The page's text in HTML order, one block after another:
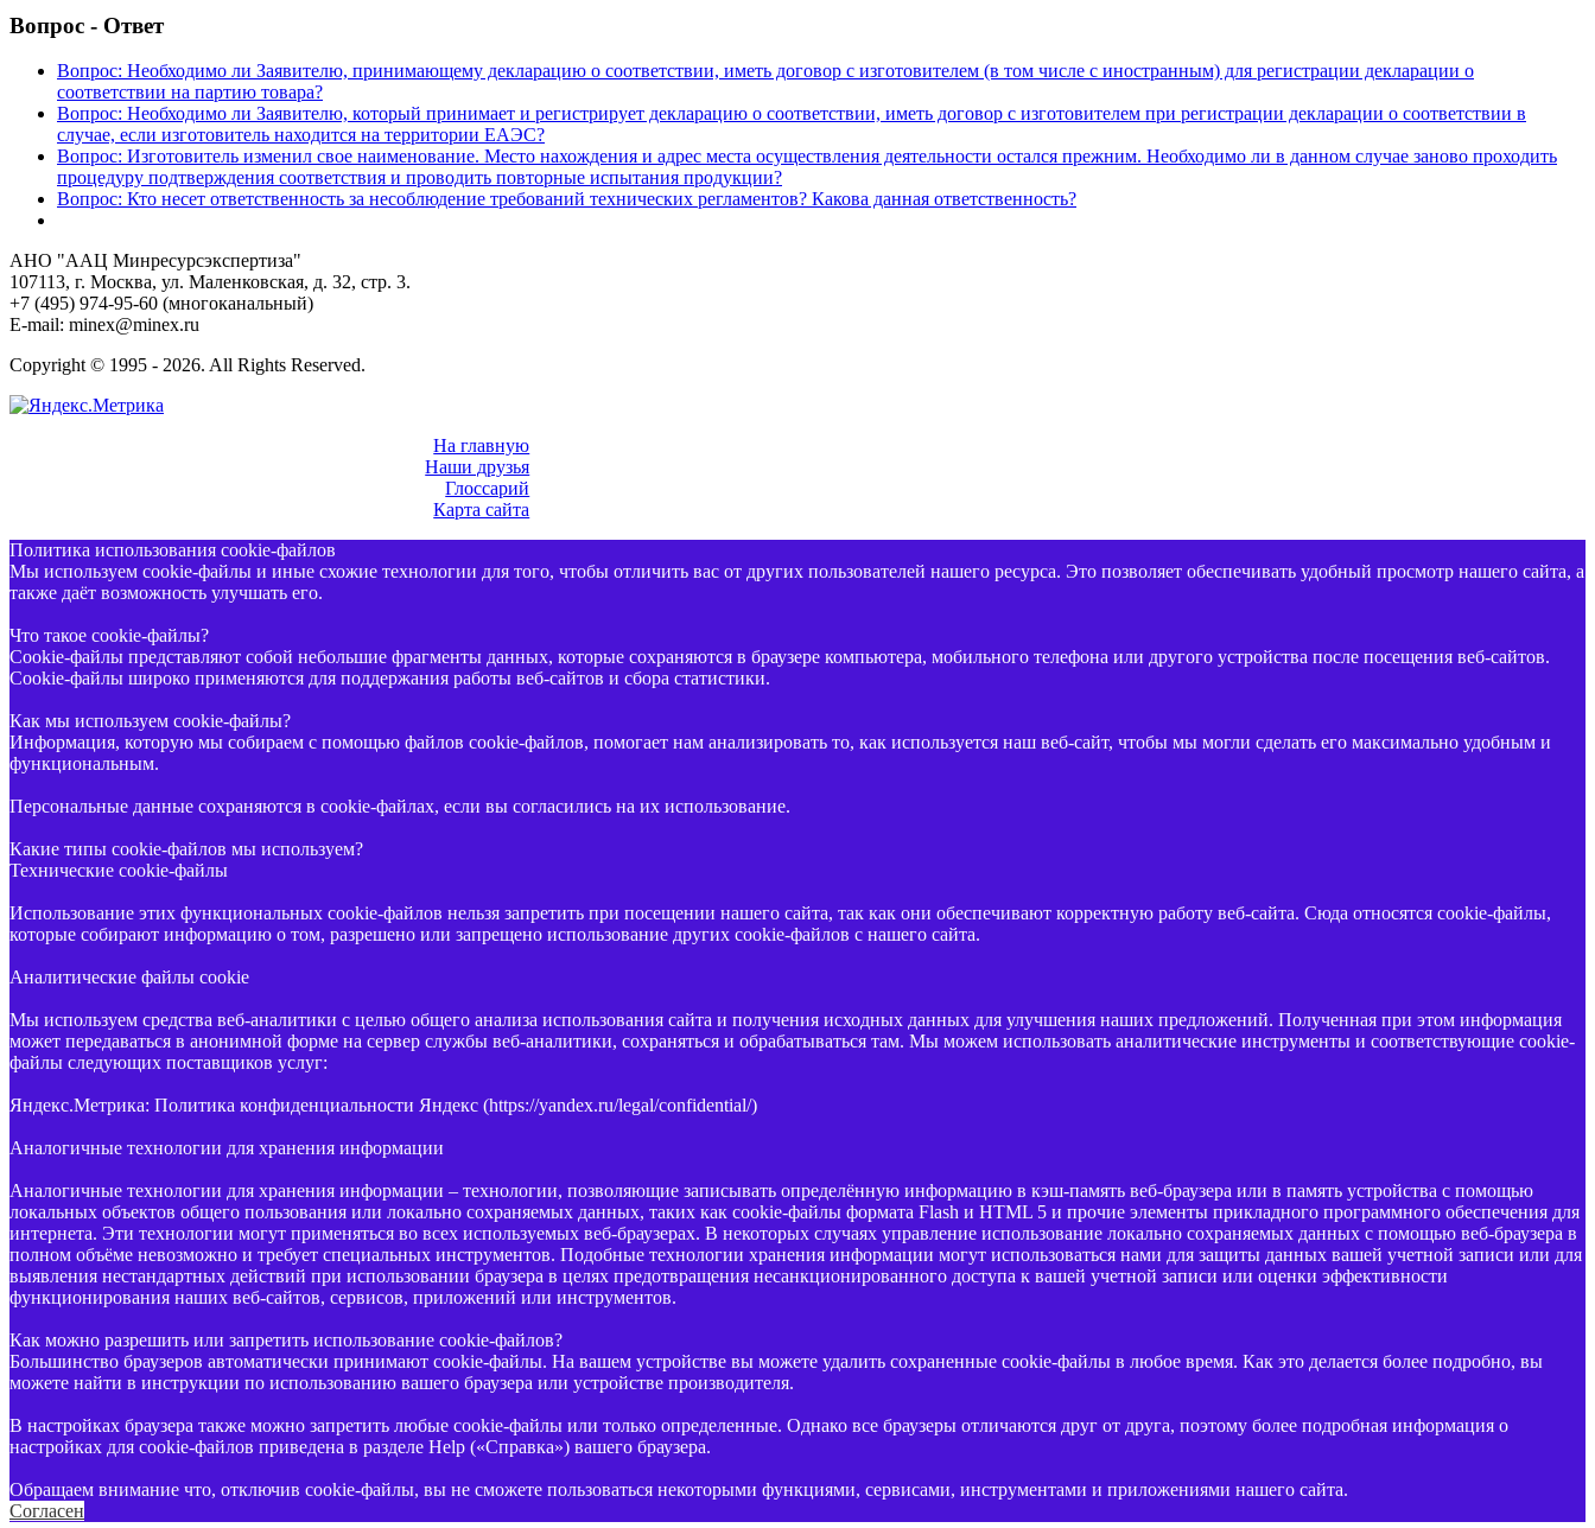
Вопрос - Ответ
Вопрос: Необходимо ли Заявителю, принимающему декларацию о соответствии, иметь договор с изготовителем (в том числе с иностранным) для регистрации декларации о
соответствии на партию товара?
Вопрос: Необходимо ли Заявителю, который принимает и регистрирует декларацию о соответствии, иметь договор с изготовителем при регистрации декларации о соответствии в
случае, если изготовитель находится на территории ЕАЭС?
Вопрос: Изготовитель изменил свое наименование. Место нахождения и адрес места осуществления деятельности остался прежним. Необходимо ли в данном случае заново проходить
процедуру подтверждения соответствия и проводить повторные испытания продукции?
Вопрос: Кто несет ответственность за несоблюдение требований технических регламентов? Какова данная ответственность?
АНО "ААЦ Минресурсэкспертиза"
107113, г. Москва, ул. Маленковская, д. 32, стр. 3.
+7 (495) 974-95-60 (многоканальный)
E-mail: minex@minex.ru
Copyright © 1995 - 2026. All Rights Reserved.
На главную
Наши друзья
Глоссарий
Карта сайта
Политика использования cookie-файлов
Мы используем cookie-файлы и иные схожие технологии для того, чтобы отличить вас от других пользователей нашего ресурса. Это позволяет обеспечивать удобный просмотр нашего сайта, а
также даёт возможность улучшать его.
Что такое cookie-файлы?
Cookie-файлы представляют собой небольшие фрагменты данных, которые сохраняются в браузере компьютера, мобильного телефона или другого устройства после посещения веб-сайтов.
Cookie-файлы широко применяются для поддержания работы веб-сайтов и сбора статистики.
Как мы используем cookie-файлы?
Информация, которую мы собираем с помощью файлов cookie-файлов, помогает нам анализировать то, как используется наш веб-сайт, чтобы мы могли сделать его максимально удобным и
функциональным.
Персональные данные сохраняются в cookie-файлах, если вы согласились на их использование.
Какие типы cookie-файлов мы используем?
Технические cookie-файлы
Использование этих функциональных cookie-файлов нельзя запретить при посещении нашего сайта, так как они обеспечивают корректную работу веб-сайта. Сюда относятся cookie-файлы,
которые собирают информацию о том, разрешено или запрещено использование других cookie-файлов с нашего сайта.
Аналитические файлы cookie
Мы используем средства веб-аналитики с целью общего анализа использования сайта и получения исходных данных для улучшения наших предложений. Полученная при этом информация
может передаваться в анонимной форме на сервер службы веб-аналитики, сохраняться и обрабатываться там. Мы можем использовать аналитические инструменты и соответствующие cookie-
файлы следующих поставщиков услуг:
Яндекс.Метрика: Политика конфиденциальности Яндекс (https://yandex.ru/legal/confidential/)
Аналогичные технологии для хранения информации
Аналогичные технологии для хранения информации – технологии, позволяющие записывать определённую информацию в кэш-память веб-браузера или в память устройства с помощью
локальных объектов общего пользования или локально сохраняемых данных, таких как cookie-файлы формата Flash и HTML 5 и прочие элементы прикладного программного обеспечения для
интернета. Эти технологии могут применяться во всех используемых веб-браузерах. В некоторых случаях управление использование локально сохраняемых данных с помощью веб-браузера в
полном объёме невозможно и требует специальных инструментов. Подобные технологии хранения информации могут использоваться нами для защиты данных вашей учетной записи или для
выявления нестандартных действий при использовании браузера в целях предотвращения несанкционированного доступа к вашей учетной записи или оценки эффективности
функционирования наших веб-сайтов, сервисов, приложений или инструментов.
Как можно разрешить или запретить использование cookie-файлов?
Большинство браузеров автоматически принимают cookie-файлы. На вашем устройстве вы можете удалить сохраненные cookie-файлы в любое время. Как это делается более подробно, вы
можете найти в инструкции по использованию вашего браузера или устройстве производителя.
В настройках браузера также можно запретить любые cookie-файлы или только определенные. Однако все браузеры отличаются друг от друга, поэтому более подробная информация о
настройках для cookie-файлов приведена в разделе Help («Справка») вашего браузера.
Обращаем внимание что, отключив cookie-файлы, вы не сможете пользоваться некоторыми функциями, сервисами, инструментами и приложениями нашего сайта.
Согласен